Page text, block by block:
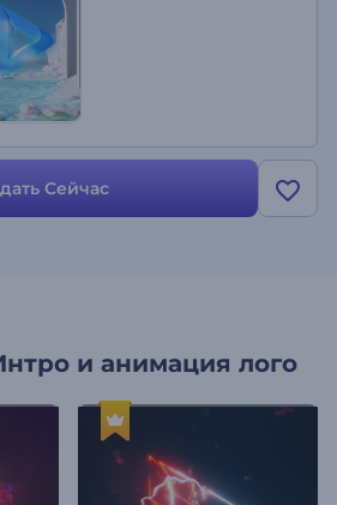
Сейчас
и анимация лого